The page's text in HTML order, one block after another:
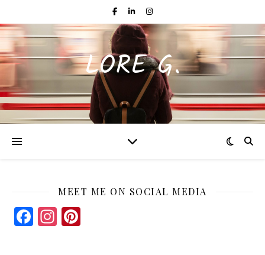
LORE G.
MEET ME ON SOCIAL MEDIA
Facebook
Instagram